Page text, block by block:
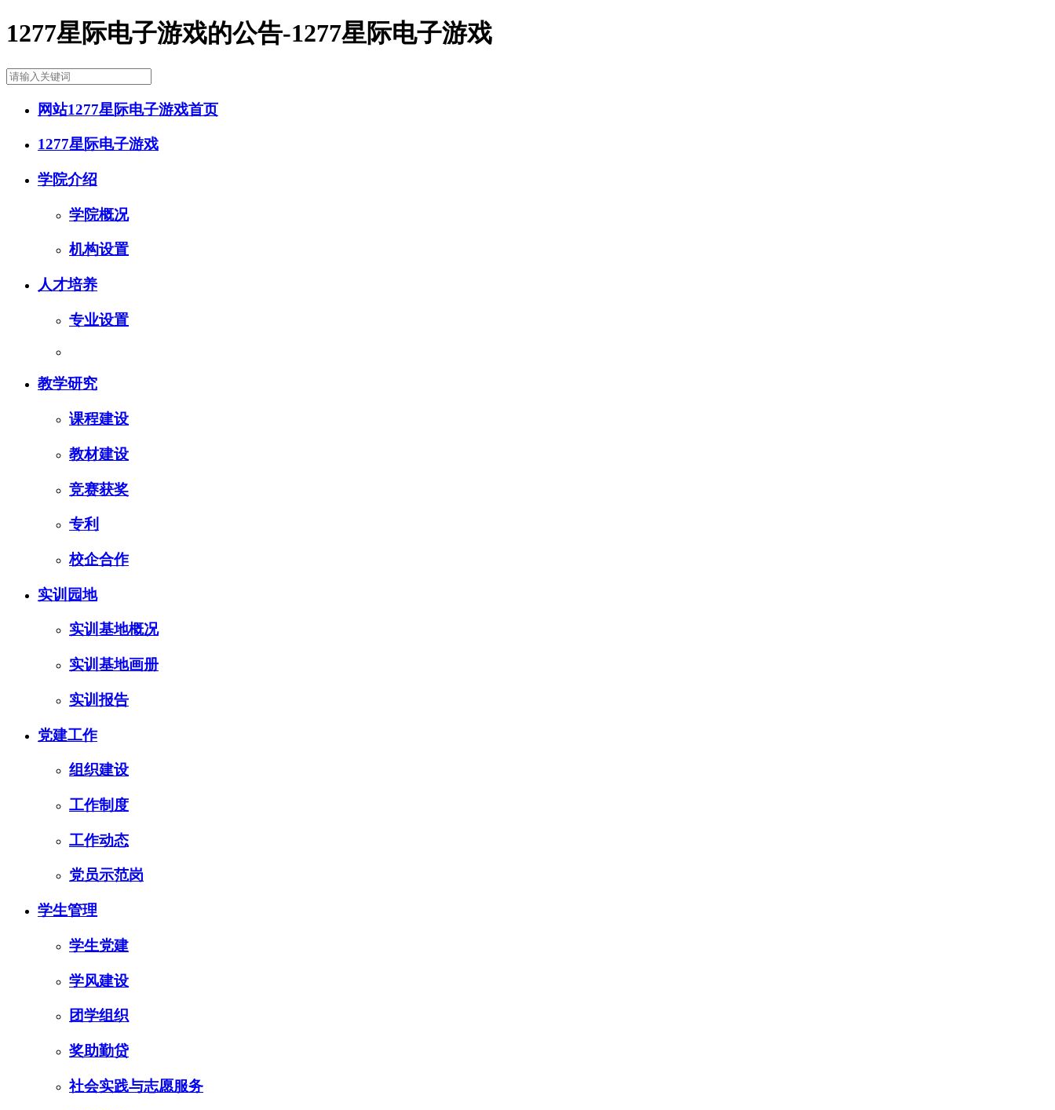
1277星际电子游戏的公告-1277星际电子游戏
网站1277星际电子游戏首页
1277星际电子游戏
学院介绍
学院概况
机构设置
人才培养
专业设置
教学研究
课程建设
教材建设
竞赛获奖
专利
校企合作
实训园地
实训基地概况
实训基地画册
实训报告
党建工作
组织建设
工作制度
工作动态
党员示范岗
学生管理
学生党建
学风建设
团学组织
奖助勤贷
社会实践与志愿服务